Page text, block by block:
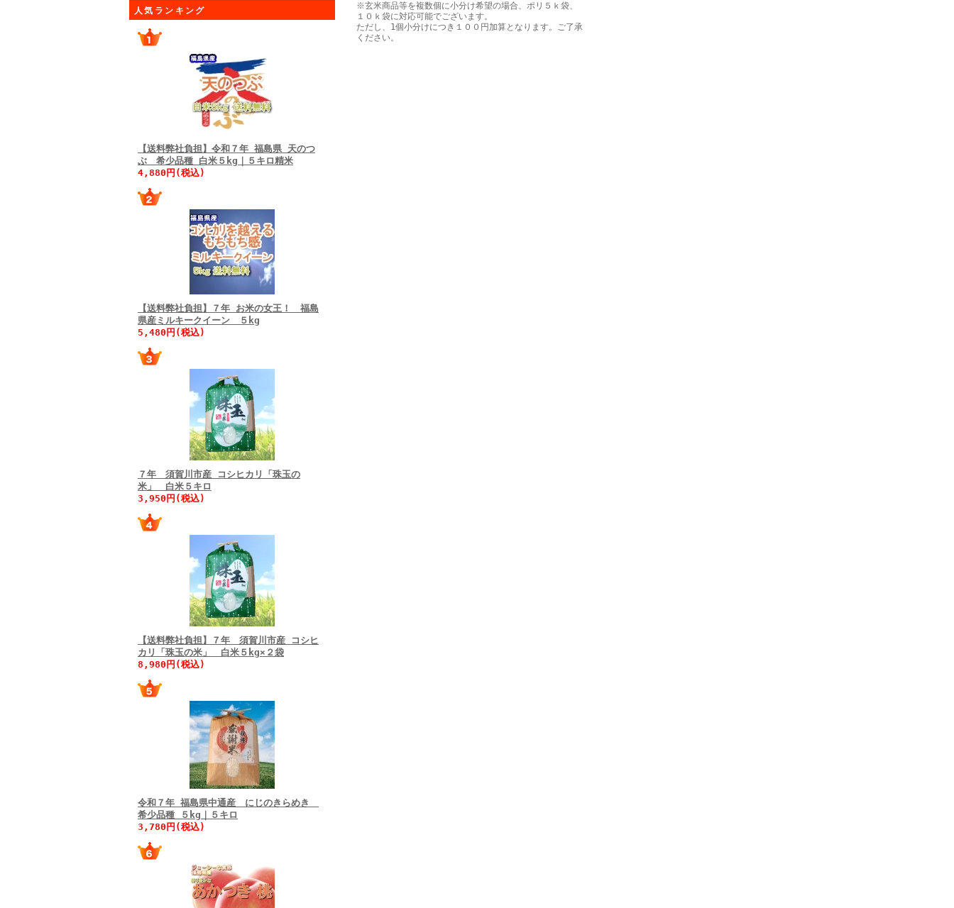
人気ランキング
【送料弊社負担】令和７年 福島県 天のつ
ぶ 希少品種 白米５kg｜５キロ精米
4,880円(税込)
【送料弊社負担】７年 お米の女王！ 福島
県産ミルキークイーン ５kg
5,480円(税込)
７年 須賀川市産 コシヒカリ「珠玉の
米」 白米５キロ
3,950円(税込)
【送料弊社負担】７年 須賀川市産 コシヒ
カリ「珠玉の米」 白米５kg×２袋
8,980円(税込)
令和７年 福島県中通産 にじのきらめき
希少品種 ５kg｜５キロ
3,780円(税込)
※玄米商品等を複数個に小分け希望の場合、ポリ５ｋ袋、
１０ｋ袋に対応可能でございます。
ただし、1個小分けにつき１００円加算となります。ご了承
ください。